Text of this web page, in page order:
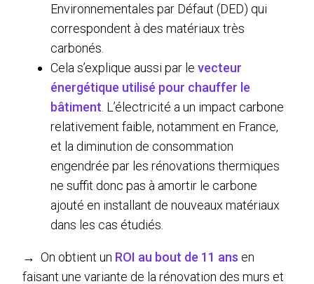
Environnementales par Défaut (DED) qui
correspondent à des matériaux très
carbonés.
Cela s’explique aussi par le vecteur
énergétique utilisé pour chauffer le
bâtiment . L’électricité a un impact carbone
relativement faible, notamment en France,
et la diminution de consommation
engendrée par les rénovations thermiques
ne suffit donc pas à amortir le carbone
ajouté en installant de nouveaux matériaux
dans les cas étudiés.
→ On obtient un ROI au bout de 11 ans en
faisant une variante de la rénovation des murs et